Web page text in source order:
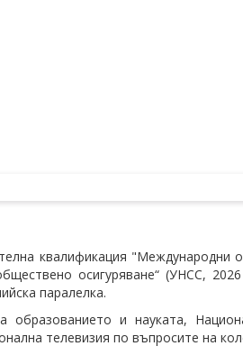
квалификация "Международни
осигуряване“ (УНСС,
паралелка.
образованието и науката,
телевизия по въпросите на